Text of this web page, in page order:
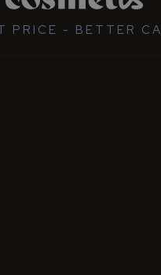
PRICE - BETTER